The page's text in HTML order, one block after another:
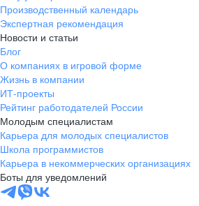
Производственный календарь
Экспертная рекомендация
Новости и статьи
Блог
О компаниях в игровой форме
Жизнь в компании
ИТ-проекты
Рейтинг работодателей России
Молодым специалистам
Карьера для молодых специалистов
Школа программистов
Карьера в некоммерческих организациях
Боты для уведомлений